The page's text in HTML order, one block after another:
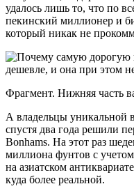
удалось лишь то, что по
пекинский миллионер и
который никак не
Фрагмент. Нижняя часть
А владельцы уникальной
спустя два года решили
Bonhams. На этот раз
миллиона фунтов с
на азиатском
куда более реальной.